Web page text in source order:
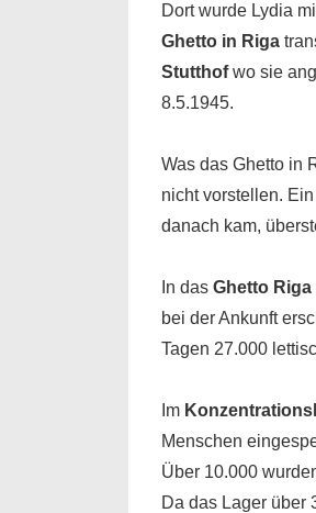
Dort wurde Lydia
Ghetto in Riga
Stutthofwo sie
8.5.1945.
Was das Ghetto in
nicht vorstellen.
danach kam,
In das Ghetto Riga
bei der Ankunft
Tagen 27.000
Im
Menschen
Über 10.000
Da das Lager über